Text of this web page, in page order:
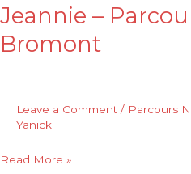
Jeannie –
Bromont
Leave a Comment / Parcours
Yanick
Read More »